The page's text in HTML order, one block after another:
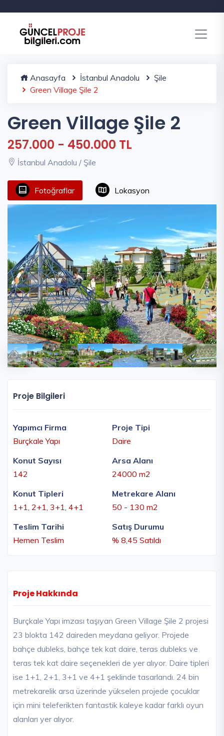
Anasayfa İstanbul Anadolu
Şile
Green Village Şile 2
Green Village Şile 2
257.000 - 450.000 TL
İstanbul Anadolu / Şile
Fotoğraflar Lokasyon
Proje Bilgileri
Yapımcı Firma
Burçkale Yapı
Proje Tipi
Daire
Konut Sayısı
142
Arsa Alanı
24000 m2
Konut Tipleri
1+1, 2+1, 3+1, 4+1
Metrekare Alanı
50 - 130 m2
Teslim Tarihi
Hemen Teslim
Satış Durumu
% 8,45 Satıldı
Proje Hakkında
Burçkale Yapı imzası taşıyan Green Village Şile 2 projesi
23 blokta 142 daireden meydana geliyor. Projede
bahçe dubleks, bahçe tek kat daire, teras dubleks ve
teras tek kat daire seçenekleri de yer alıyor. Daire tipleri
ise 1+1, 2+1, 3+1 ve 4+1 şeklinde tasarlandı. 24 bin
metrekarelik arsa üzerinde yükselen projede çocuklar
için mini teleferikten fantastik kaleye kadar farklı oyun
alanları yer alıyor.